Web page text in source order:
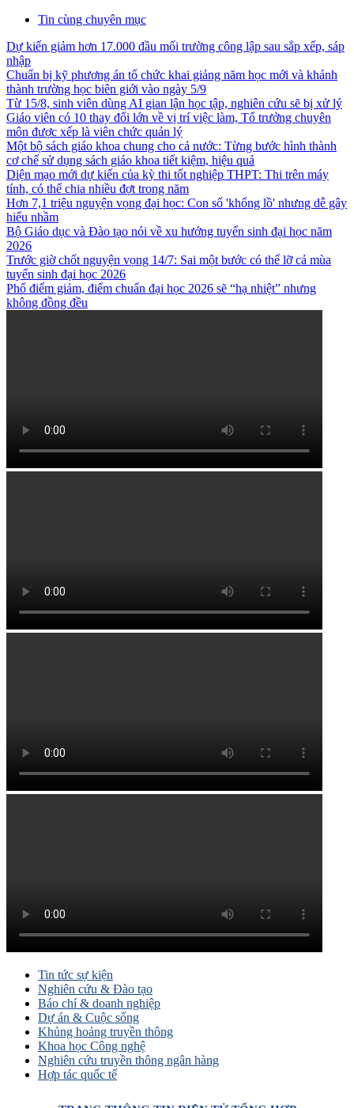
Tin cùng chuyên mục
Dự kiến giảm hơn 17.000 đầu mối trường công lập sau sắp xếp, sáp
nhập
Chuẩn bị kỹ phương án tổ chức khai giảng năm học mới và khánh
thành trường học biên giới vào ngày 5/9
Từ 15/8, sinh viên dùng AI gian lận học tập, nghiên cứu sẽ bị xử lý
Giáo viên có 10 thay đổi lớn về vị trí việc làm, Tổ trưởng chuyên
môn được xếp là viên chức quản lý
Một bộ sách giáo khoa chung cho cả nước: Từng bước hình thành
cơ chế sử dụng sách giáo khoa tiết kiệm, hiệu quả
Diện mạo mới dự kiến của kỳ thi tốt nghiệp THPT: Thi trên máy
tính, có thể chia nhiều đợt trong năm
Hơn 7,1 triệu nguyện vọng đại học: Con số 'khổng lồ' nhưng dễ gây
hiểu nhầm
Bộ Giáo dục và Đào tạo nói về xu hướng tuyển sinh đại học năm
2026
Trước giờ chốt nguyện vọng 14/7: Sai một bước có thể lỡ cả mùa
tuyển sinh đại học 2026
Phổ điểm giảm, điểm chuẩn đại học 2026 sẽ “hạ nhiệt” nhưng
không đồng đều
Tin tức sự kiện
Nghiên cứu & Đào tạo
Báo chí & doanh nghiệp
Dự án & Cuộc sống
Khủng hoảng truyền thông
Khoa học Công nghệ
Nghiên cứu truyền thông ngân hàng
Hợp tác quốc tế